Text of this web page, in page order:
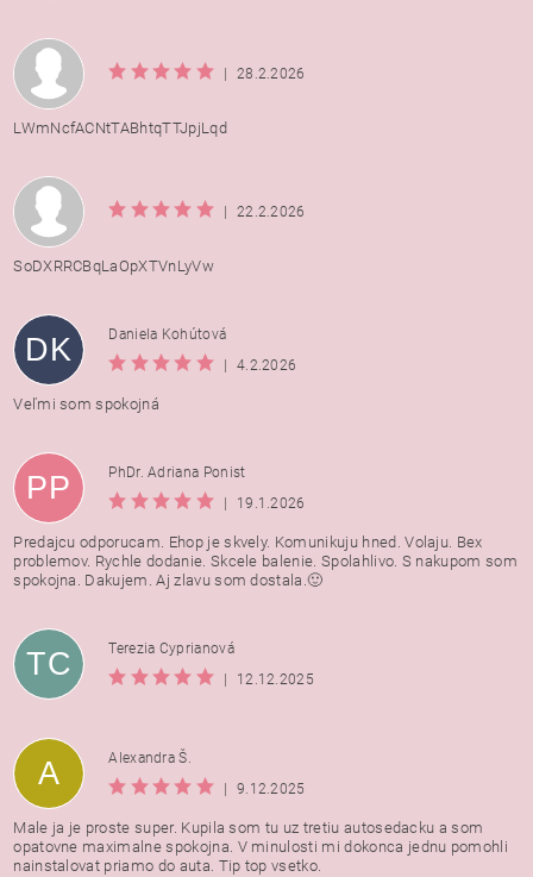
28.2.2026
LWmNcfACNtTABhtqTTJpjLqd
22.2.2026
SoDXRRCBqLaOpXTVnLyVw
DK
Daniela Kohútová
4.2.2026
Veľmi som spokojná
PP
PhDr. Adriana Ponist
19.1.2026
Predajcu odporucam. Ehop je skvely. Komunikuju hned. Volaju. Bex
problemov. Rychle dodanie. Skcele balenie. Spolahlivo. S nakupom som
spokojna. Dakujem. Aj zlavu som dostala.🙂
TC
Terezia Cyprianová
12.12.2025
A
Alexandra Š.
9.12.2025
Male ja je proste super. Kupila som tu uz tretiu autosedacku a som
opatovne maximalne spokojna. V minulosti mi dokonca jednu pomohli
nainstalovat priamo do auta. Tip top vsetko.